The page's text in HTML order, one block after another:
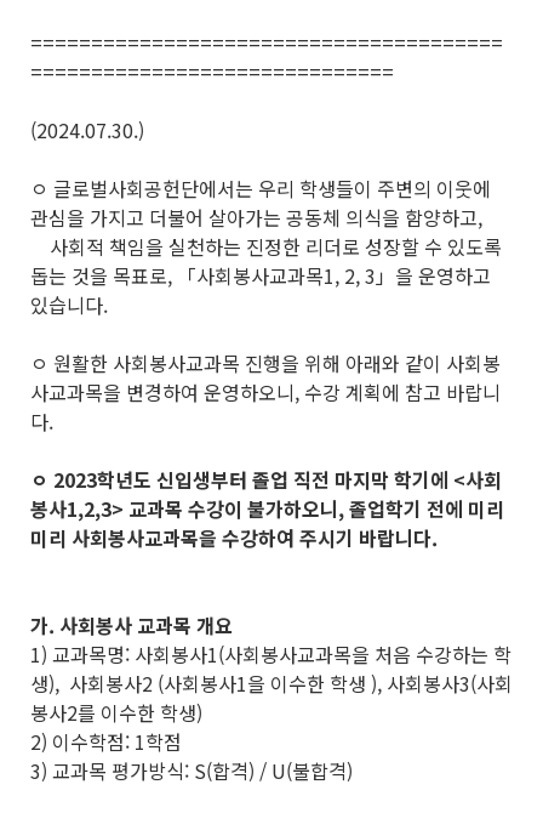
=======================================
==============================
(2024.07.30.)
ㅇ 글로벌사회공헌단에서는 우리 학생들이 주변의 이웃에
관심을 가지고 더불어 살아가는 공동체 의식을 함양하고,
사회적 책임을 실천하는 진정한 리더로 성장할 수 있도록
돕는 것을 목표로, 「사회봉사교과목1, 2, 3」을 운영하고
있습니다.
ㅇ 원활한 사회봉사교과목 진행을 위해 아래와 같이 사회봉
사교과목을 변경하여 운영하오니, 수강 계획에 참고 바랍니
다.
ㅇ 2023학년도 신입생부터 졸업 직전 마지막 학기에 <사회
봉사1,2,3> 교과목 수강이 불가하오니,졸업학기 전에 미리
미리 사회봉사교과목을 수강하여 주시기 바랍니다.
가. 사회봉사 교과목 개요
1) 교과목명: 사회봉사1(사회봉사교과목을 처음 수강하는 학
생), 사회봉사2 (사회봉사1을 이수한 학생 ), 사회봉사3(사회
봉사2를 이수한 학생)
2) 이수학점: 1학점
3) 교과목 평가방식: S(합격) / U(불합격)